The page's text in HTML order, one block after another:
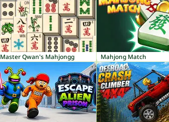
Master Qwan's Mahjongg Mahjong Match